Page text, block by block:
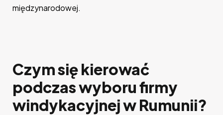
międzynarodowej.
Czym się kierować
podczas wyboru firmy
windykacyjnej w Rumunii?